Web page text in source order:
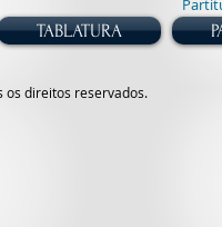
TABLATURA
os direitos reservados.